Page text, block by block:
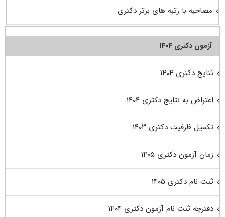
مصاحبه با رتبه های برتر دکتری
آزمون دکتری ۱۴۰۴
نتایج دکتری ۱۴۰۴
اعتراض به نتایج دکتری ۱۴۰۴
تکمیل ظرفیت دکتری ۱۴۰۳
زمان آزمون دکتری ۱۴۰۵
ثبت نام دکتری ۱۴۰۵
دفترچه ثبت نام آزمون دکتری ۱۴۰۴